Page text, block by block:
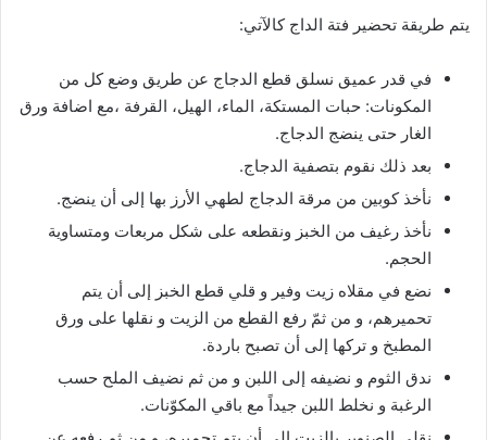
يتم طريقة تحضير فتة الداج كالآتي:
في قدر عميق نسلق قطع الدجاج عن طريق وضع كل من
المكونات: حبات المستكة، الماء، الهيل، القرفة ،مع اضافة ورق
الغار حتى ينضج الدجاج.
بعد ذلك نقوم بتصفية الدجاج.
نأخذ كوبين من مرقة الدجاج لطهي الأرز بها إلى أن ينضج.
نأخذ رغيف من الخبز ونقطعه على شكل مربعات ومتساوية
الحجم.
نضع في مقلاه زيت وفير و قلي قطع الخبز إلى أن يتم
تحميرهم، و من ثمّ رفع القطع من الزيت و نقلها على ورق
المطبخ و تركها إلى أن تصبح باردة.
ندق الثوم و نضيفه إلى اللبن و من ثم نضيف الملح حسب
الرغبة و نخلط اللبن جيداً مع باقي المكوّنات.